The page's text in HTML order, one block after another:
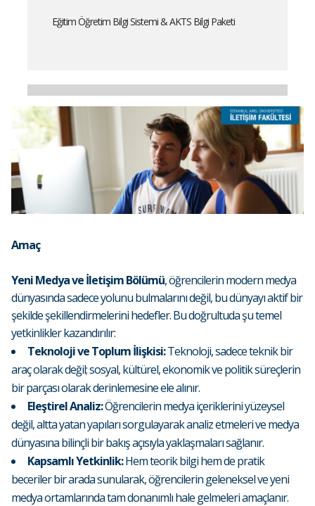
Eğitim Öğretim Bilgi Sistemi & AKTS Bilgi Paketi
Amaç
Yeni Medya ve İletişim Bölümü, öğrencilerin modern medya
dünyasında sadece yolunu bulmalarını değil, bu dünyayı aktif bir
şekilde şekillendirmelerini hedefler. Bu doğrultuda şu temel
yetkinlikler kazandırılır:
Teknoloji ve Toplum İlişkisi:Teknoloji, sadece teknik bir
araç olarak değil; sosyal, kültürel, ekonomik ve politik süreçlerin
bir parçası olarak derinlemesine ele alınır.
Eleştirel Analiz:Öğrencilerin medya içeriklerini yüzeysel
değil, altta yatan yapıları sorgulayarak analiz etmeleri ve medya
dünyasına bilinçli bir bakış açısıyla yaklaşmaları sağlanır.
Kapsamlı Yetkinlik:Hem teorik bilgi hem de pratik
beceriler bir arada sunularak, öğrencilerin geleneksel ve yeni
medya ortamlarında tam donanımlı hale gelmeleri amaçlanır.